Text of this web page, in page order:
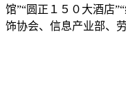
馆”“圆正１５０大酒店
饰协会、信息产业部、